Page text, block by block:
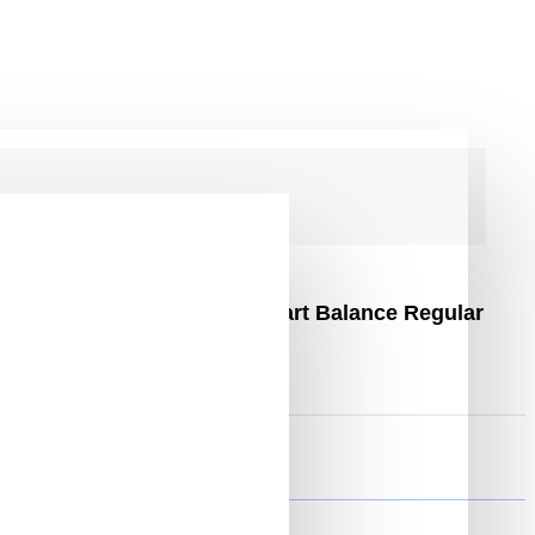
4Ah Samsung Cell, Smart Balance Regular